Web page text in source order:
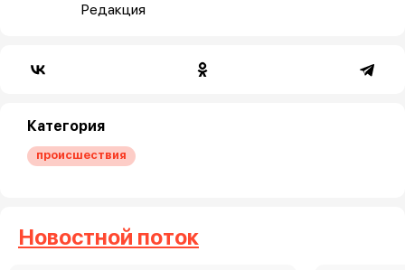
Редакция
Категория
происшествия
Новостной поток